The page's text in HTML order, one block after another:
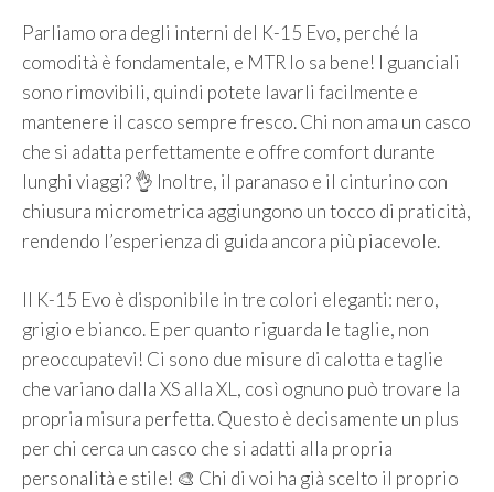
Parliamo ora degli interni del K-15 Evo, perché la
comodità è fondamentale, e MTR lo sa bene! I guanciali
sono rimovibili, quindi potete lavarli facilmente e
mantenere il casco sempre fresco. Chi non ama un casco
che si adatta perfettamente e offre comfort durante
lunghi viaggi? 👌 Inoltre, il paranaso e il cinturino con
chiusura micrometrica aggiungono un tocco di praticità,
rendendo l’esperienza di guida ancora più piacevole.
Il K-15 Evo è disponibile in tre colori eleganti: nero,
grigio e bianco. E per quanto riguarda le taglie, non
preoccupatevi! Ci sono due misure di calotta e taglie
che variano dalla XS alla XL, così ognuno può trovare la
propria misura perfetta. Questo è decisamente un plus
per chi cerca un casco che si adatti alla propria
personalità e stile! 🎨 Chi di voi ha già scelto il proprio